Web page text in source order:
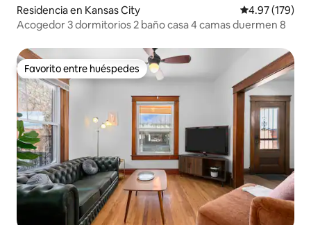
Residencia en Kansas City Calificación
4.97 (179)
Acogedor 3 dormitorios 2 baño casa 4 camas duermen 8
Favorito entre huéspedes
Favorito entre huéspedes